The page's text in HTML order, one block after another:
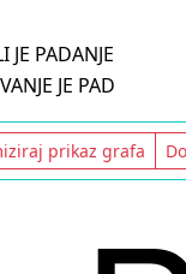
JE PADANJE
JE PAD
prikaz grafa